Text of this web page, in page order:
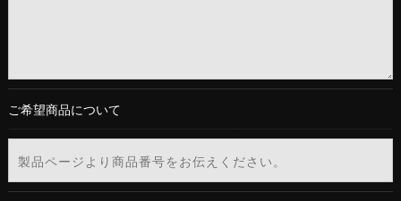
ご希望商品について